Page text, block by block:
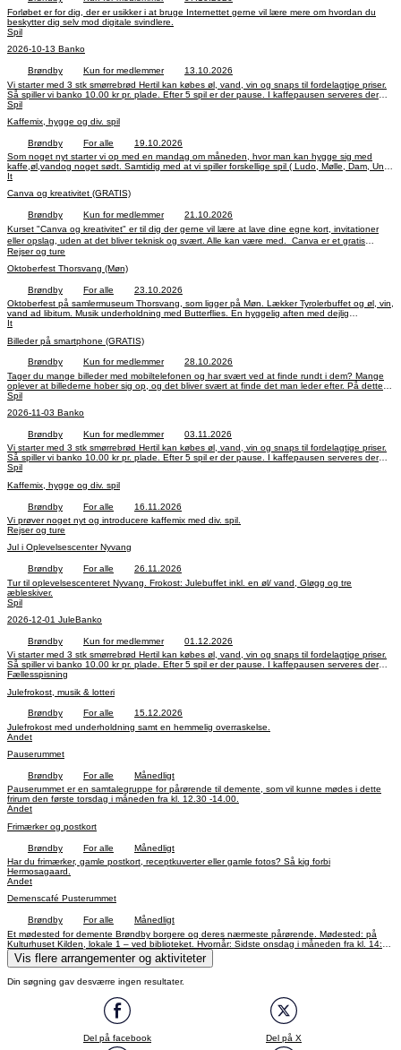
Forløbet er for dig, der er usikker i at bruge Internettet gerne vil lære mere om hvordan du
beskytter dig selv mod digitale svindlere.
Spil
2026-10-13 Banko
Brøndby Kun for medlemmer
13.10.2026
Vi starter med 3 stk smørrebrød Hertil kan købes øl, vand, vin og snaps til fordelagtige priser.
Så spiller vi banko 10.00 kr pr. plade. Efter 5 spil er der pause. I kaffepausen serveres der
Spil
Kaffemix, hygge og div. spil
Brøndby For alle
19.10.2026
Som noget nyt starter vi op med en mandag om måneden, hvor man kan hygge sig med
kaffe,øl,vandog noget sødt. Samtidig med at vi spiller forskellige spil ( Ludo, Mølle, Dam, Uno,
kort osv.) og fårnogle gode snakke.
It
Canva og kreativitet (GRATIS)
Brøndby Kun for medlemmer
21.10.2026
Kurset "Canva og kreativitet" er til dig der gerne vil lære at lave dine egne kort, invitationer
eller opslag, uden at det bliver teknisk og svært. Alle kan være med. Canva er et gratis
program, der virker både på mobil, tablet, og computer.
Rejser og ture
Oktoberfest Thorsvang (Møn)
Brøndby For alle
23.10.2026
Oktoberfest på samlermuseum Thorsvang, som ligger på Møn. Lækker Tyrolerbuffet og øl, vin,
vand ad libitum. Musik underholdning med Butterflies. En hyggelig aften med dejlig
mad,underholdning og festlig musik m.m.
It
Billeder på smartphone (GRATIS)
Brøndby Kun for medlemmer
28.10.2026
Tager du mange billeder med mobiltelefonen og har svært ved at finde rundt i dem? Mange
oplever at billederne hober sig op, og det bliver svært at finde det man leder efter. På dette
kursus arbejder vi med at skabe overblik – i et roligt tempo og med dine egne billeder. Det
Spil
2026-11-03 Banko
Brøndby Kun for medlemmer
03.11.2026
Vi starter med 3 stk smørrebrød Hertil kan købes øl, vand, vin og snaps til fordelagtige priser.
Så spiller vi banko 10.00 kr pr. plade. Efter 5 spil er der pause. I kaffepausen serveres der
Spil
Kaffemix, hygge og div. spil
Brøndby For alle
16.11.2026
Vi prøver noget nyt og introducere kaffemix med div. spil.
Rejser og ture
Jul i Oplevelsescenter Nyvang
Brøndby For alle
26.11.2026
Tur til oplevelsescenteret Nyvang. Frokost: Julebuffet inkl. en øl/ vand, Gløgg og tre
æbleskiver.
Spil
2026-12-01 JuleBanko
Brøndby Kun for medlemmer
01.12.2026
Vi starter med 3 stk smørrebrød Hertil kan købes øl, vand, vin og snaps til fordelagtige priser.
Så spiller vi banko 10.00 kr pr. plade. Efter 5 spil er der pause. I kaffepausen serveres der
Fællesspisning
Julefrokost, musik & lotteri
Brøndby For alle
15.12.2026
Julefrokost med underholdning samt en hemmelig overraskelse.
Andet
Pauserummet
Brøndby For alle
Månedligt
Pauserummet er en samtalegruppe for pårørende til demente, som vil kunne mødes i dette
frirum den første torsdag i måneden fra kl. 12.30 -14.00.
Andet
Frimærker og postkort
Brøndby For alle
Månedligt
Har du frimærker, gamle postkort, receptkuverter eller gamle fotos? Så kig forbi
Hermosagaard.
Andet
Demenscafé Pusterummet
Brøndby For alle
Månedligt
Et mødested for demente Brøndby borgere og deres nærmeste pårørende. Mødested: på
Kulturhuset Kilden, lokale 1 – ved biblioteket. Hvornår: Sidste onsdag i måneden fra kl. 14:30
- 16:30 Kaffe & Kage er gratis. Tilmelding er ikke nødvendig
Vis flere arrangementer og aktiviteter
Din søgning gav desværre ingen resultater.
Del på facebook Del på X